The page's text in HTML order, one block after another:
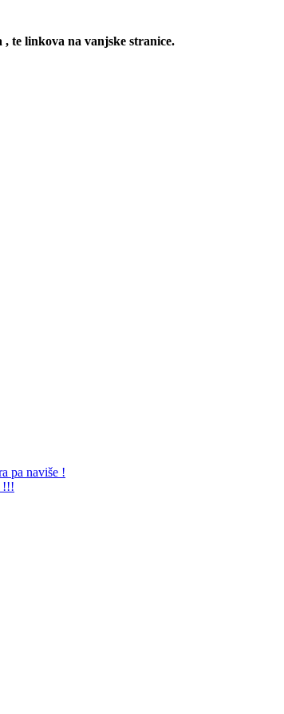
te linkova na vanjske stranice.
pa naviše !
!!!